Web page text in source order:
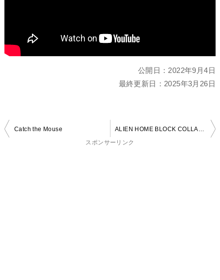
公開日： 2022年9月4日
最終更新日： 2025年3月26日
投
Catch the Mouse
ALIEN HOME BLOCK COLLAPSE
スポンサーリンク